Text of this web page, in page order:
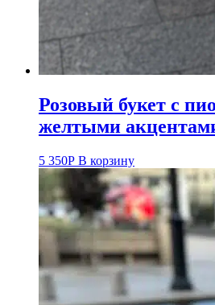
Розовый букет с
желтыми
5 350Р В корзину